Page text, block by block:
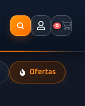
0
Ofertas